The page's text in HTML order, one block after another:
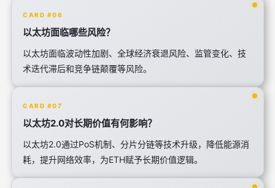
CARD #06
以太坊面临哪些风险？
以太坊面临波动性加剧、全球经济衰退风险、监管变化、技
术迭代滞后和竞争链颠覆等风险。
CARD #07
以太坊2.0对长期价值有何影响？
以太坊2.0通过PoS机制、分片分链等技术升级，降低能源消
耗，提升网络效率，为ETH赋予长期价值逻辑。